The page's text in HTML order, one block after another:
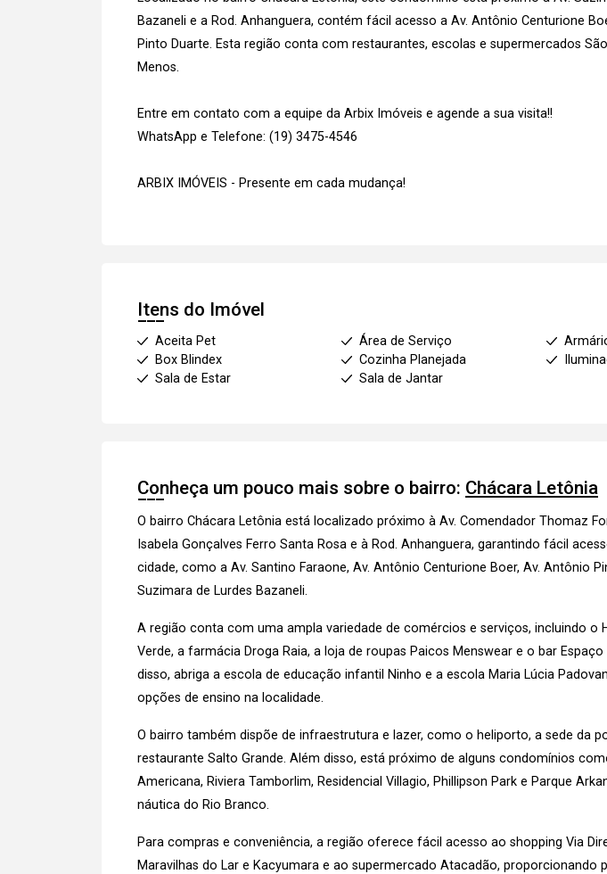
Bazaneli e a Rod. Anhanguera, contém fácil acesso a Av. Antônio Centurione
Pinto Duarte. Esta região conta com restaurantes, escolas e supermercados
Menos.
Entre em contato com a equipe da Arbix Imóveis e agende a sua visita!!
WhatsApp e Telefone: (19) 3475-4546
ARBIX IMÓVEIS - Presente em cada mudança!
Itens do Imóvel
Aceita Pet Área de Serviço
Box Blindex
Cozinha Planejada
Sala de Estar
Sala de Jantar
Conheça um pouco mais sobre o bairro: Chácara Letônia
O bairro Chácara Letônia está localizado próximo à Av. Comendador Thomaz
Isabela Gonçalves Ferro Santa Rosa e à Rod. Anhanguera, garantindo fácil
cidade, como a Av. Santino Faraone, Av. Antônio Centurione Boer, Av. Antônio
Suzimara de Lurdes Bazaneli.
A região conta com uma ampla variedade de comércios e serviços, incluindo o
Verde, a farmácia Droga Raia, a loja de roupas Paicos Menswear e o bar Espaço
disso, abriga a escola de educação infantil Ninho e a escola Maria Lúcia
opções de ensino na localidade.
O bairro também dispõe de infraestrutura e lazer, como o heliporto, a sede da
restaurante Salto Grande. Além disso, está próximo de alguns condomínios
Americana, Riviera Tamborlim, Residencial Villagio, Phillipson Park e Parque
náutica do Rio Branco.
Para compras e conveniência, a região oferece fácil acesso ao shopping Via
Maravilhas do Lar e Kacyumara e ao supermercado Atacadão, proporcionando